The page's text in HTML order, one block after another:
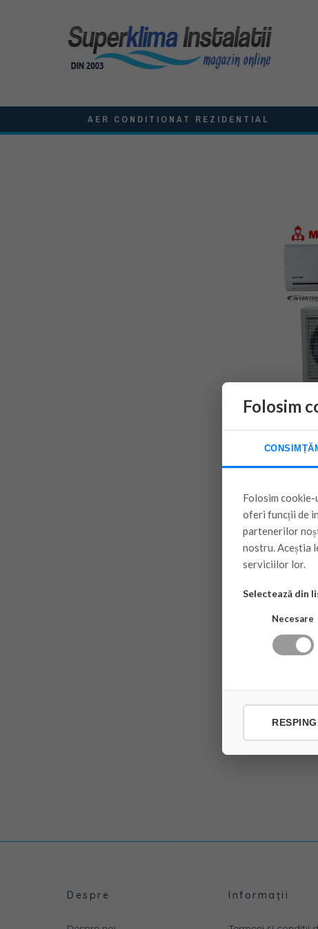
AER CONDITIONAT REZIDENTIAL
Despre Informații
Folosim
Folosim
oferi funcții de
partenerilor
nostru. Aceștia
serviciilor lor.
Selectează din
Necesare